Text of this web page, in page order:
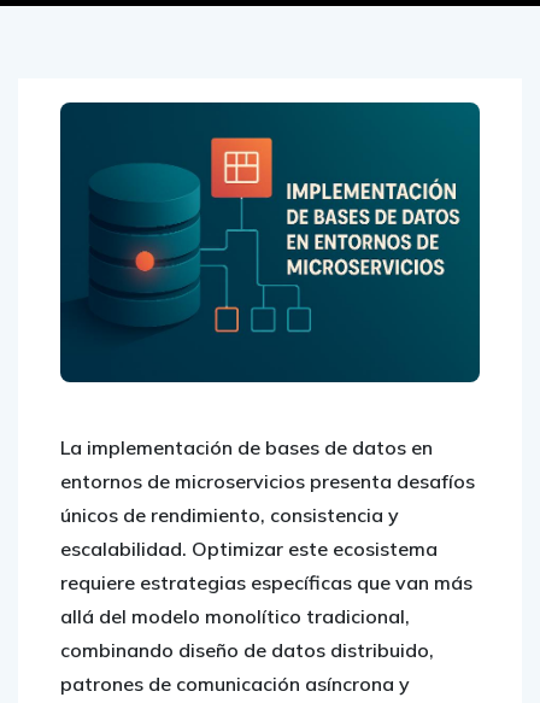
La implementación de bases de datos en
entornos de microservicios presenta desafíos
únicos de rendimiento, consistencia y
escalabilidad. Optimizar este ecosistema
requiere estrategias específicas que van más
allá del modelo monolítico tradicional,
combinando diseño de datos distribuido,
patrones de comunicación asíncrona y